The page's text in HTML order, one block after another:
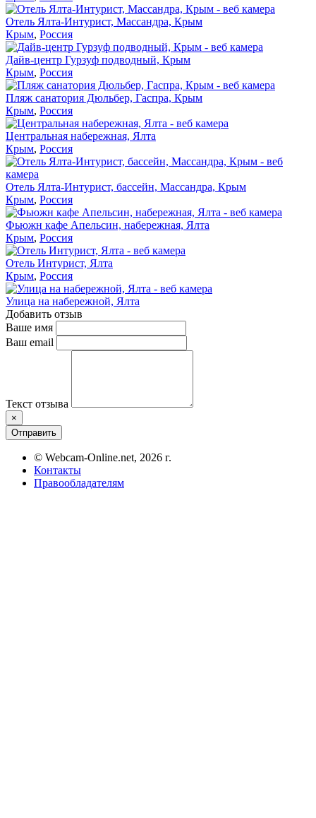
Отель Ялта-Интурист, Массандра, Крым
Крым, Россия
Дайв-центр Гурзуф подводный, Крым
Крым, Россия
Пляж санатория Дюльбер, Гаспра, Крым
Крым, Россия
Центральная набережная, Ялта
Крым, Россия
Отель Ялта-Интурист, бассейн, Массандра, Крым
Крым, Россия
Фьюжн кафе Апельсин, набережная, Ялта
Крым, Россия
Отель Интурист, Ялта
Крым, Россия
Улица на набережной, Ялта
Добавить отзыв
Ваше имя
Ваш email
Текст отзыва
×
Отправить
© Webcam-Online.net, 2026 г.
Контакты
Правообладателям